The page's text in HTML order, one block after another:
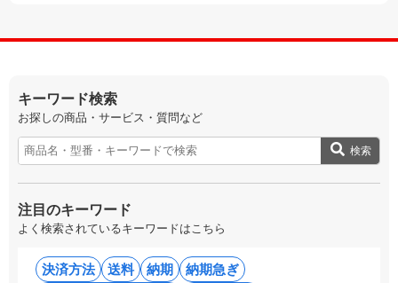
キーワード検索
お探しの商品・サービス・質問など
検索
注目のキーワード
よく検索されているキーワードはこちら
決済方法 送料 納期
納期急ぎ